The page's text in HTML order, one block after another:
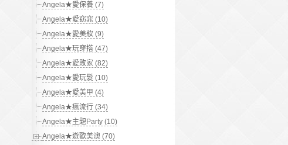
Angela★愛保養 (7)
Angela★愛窈窕 (10)
Angela★愛美妝 (9)
Angela★玩穿搭 (47)
Angela★愛敗家 (82)
Angela★愛玩髮 (10)
Angela★愛美甲 (4)
Angela★瘋流行 (34)
Angela★主題Party (10)
Angela★遊歐美澳 (70)